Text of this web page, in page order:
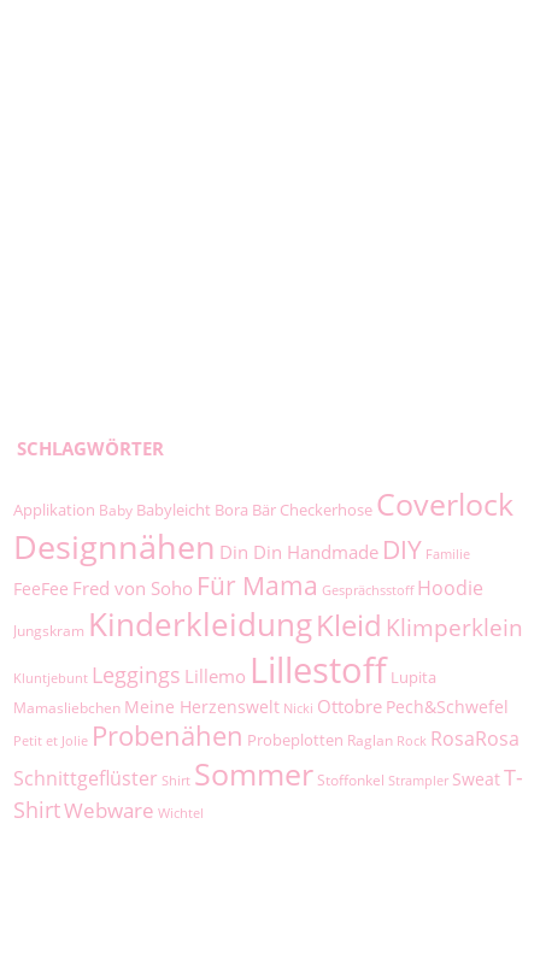
SCHLAGWÖRTER
Applikation Baby Babyleicht Bora Bär Checkerhose Coverlock
Designnähen Din Din Handmade DIY Familie
FeeFee Fred von Soho Für Mama Gesprächsstoff Hoodie
Jungskram KinderkleidungKleid Klimperklein
Kluntjebunt Leggings Lillemo Lillestoff Lupita
Mamasliebchen Meine Herzenswelt Nicki Ottobre Pech&Schwefel
Petit et Jolie Probenähen Probeplotten Raglan Rock RosaRosa
Schnittgeflüster Shirt Sommer Stoffonkel Strampler SweatT-
ShirtWebware Wichtel